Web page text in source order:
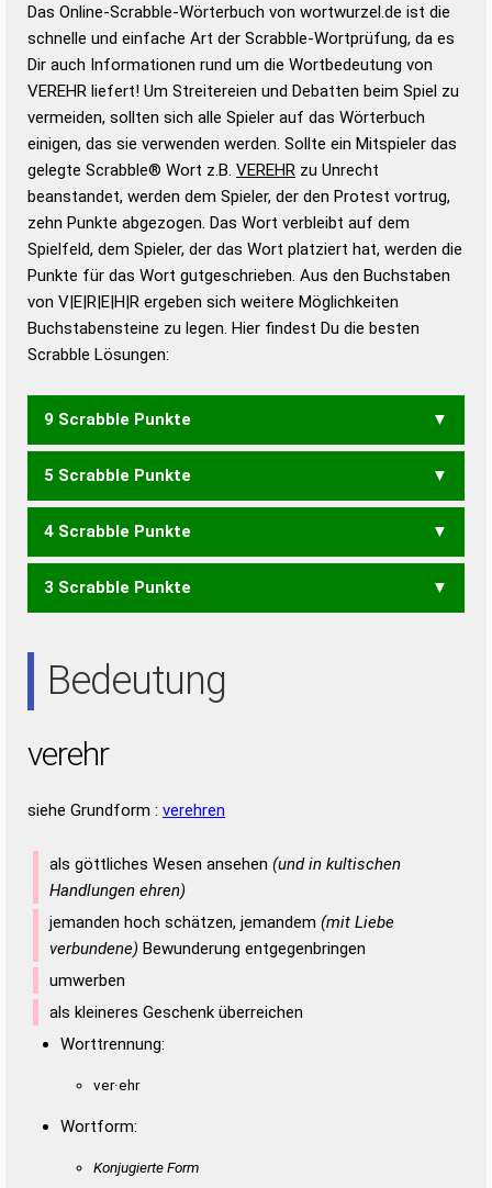
Wortwurzel liefert mit Hilfe eines semantischen
Wortanalyse-Algorithmus gute Anhaltspunkte zu
Wortbedeutung, Worttrennung und Wortform, um die
Gültigkeit eines Wortes für das Scrabble-Spiel zu
bestimmen!
zugelassene Turnier Scrabble-
Wörterbücher sind:
Duden – Standardwerk in 12 Bänden
Duden – Richtiges und gutes
Deutsch
Duden – Die deutsche Grammatik
Duden – Deutsches
Das Online-Scrabble-Wörterbuch von wortwurzel.de ist die
schnelle und einfache Art der Scrabble-Wortprüfung, da es
Dir auch Informationen rund um die Wortbedeutung von
VEREHR liefert! Um Streitereien und Debatten beim Spiel zu
vermeiden, sollten sich alle Spieler auf das Wörterbuch
einigen, das sie verwenden werden. Sollte ein Mitspieler das
gelegte Scrabble® Wort z.B. VEREHR zu Unrecht
beanstandet, werden dem Spieler, der den Protest vortrug,
zehn Punkte abgezogen. Das Wort verbleibt auf dem
Spielfeld, dem Spieler, der das Wort platziert hat, werden die
Punkte für das Wort gutgeschrieben. Aus den Buchstaben
von V|E|R|E|H|R ergeben sich weitere Möglichkeiten
Buchstabensteine zu legen. Hier findest Du die besten
Scrabble Lösungen:
9 Scrabble Punkte
ERVE
5 Scrabble Punkte
EHER EHRE HEER HERR
4 Scrabble Punkte
EHE HER RHE
3 Scrabble Punkte
Bedeutung
verehr
siehe Grundform : verehren
als göttliches Wesen ansehen (und in kultischen
Handlungen ehren)
jemanden hoch schätzen, jemandem (mit Liebe
verbundene) Bewunderung entgegenbringen
umwerben
als kleineres Geschenk überreichen
Worttrennung:
ver·ehr
Wortform:
Konjugierte Form